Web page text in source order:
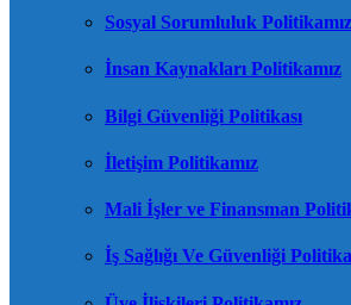
Sosyal Sorumluluk Politikamız
İnsan Kaynakları Politikamız
Bilgi Güvenliği Politikası
İletişim Politikamız
Mali İşler ve Finansman
İş Sağlığı Ve Güvenliği